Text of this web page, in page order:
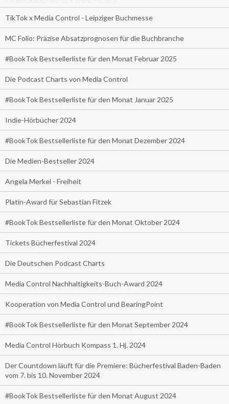
TikTok x Media Control - Leipziger Buchmesse
MC Folio: Präzise Absatzprognosen für die Buchbranche
#BookTok Bestsellerliste für den Monat Februar 2025
Die Podcast Charts von Media Control
#BookTok Bestsellerliste für den Monat Januar 2025
Indie-Hörbücher 2024
#BookTok Bestsellerliste für den Monat Dezember 2024
Die Medien-Bestseller 2024
Angela Merkel - Freiheit
Platin-Award für Sebastian Fitzek
#BookTok Bestsellerliste für den Monat Oktober 2024
Tickets Bücherfestival 2024
Die Deutschen Podcast Charts
Media Control Nachhaltigkeits-Buch-Award 2024
Kooperation von Media Control und BearingPoint
#BookTok Bestsellerliste für den Monat September 2024
Media Control Hörbuch Kompass 1. Hj. 2024
Der Countdown läuft für die Premiere: Bücherfestival Baden-Baden
vom 7. bis 10. November 2024
#BookTok Bestsellerliste für den Monat August 2024